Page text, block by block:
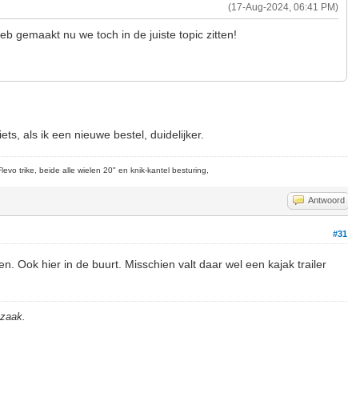
(17-Aug-2024, 06:41 PM)
gemaakt nu we toch in de juiste topic zitten!
als ik een nieuwe bestel, duidelijker.
trike, beide alle wielen 20" en knik-kantel besturing,
Antwoord
#31
Ook hier in de buurt. Misschien valt daar wel een kajak trailer